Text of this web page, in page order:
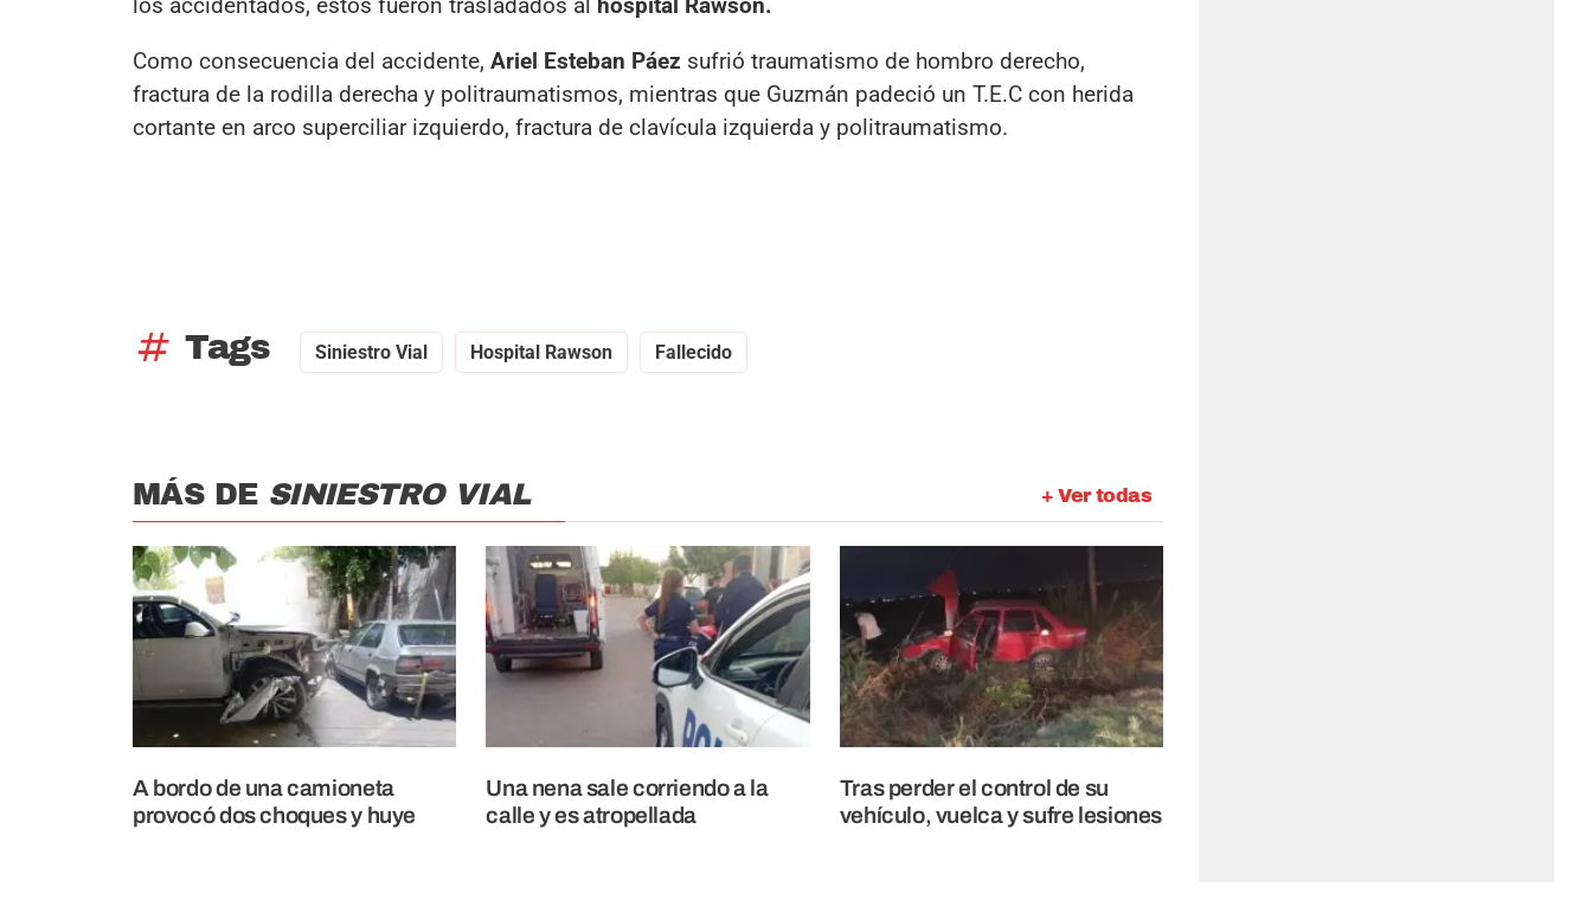
los accidentados, estos fueron trasladados al hospital Rawson.
Como consecuencia del accidente, Ariel Esteban Páez sufrió traumatismo de hombro derecho,
fractura de la rodilla derecha y politraumatismos, mientras que Guzmán padeció un T.E.C con herida
cortante en arco superciliar izquierdo, fractura de clavícula izquierda y politraumatismo.
tag Tags Siniestro Vial Hospital Rawson Fallecido
+ Ver todas
MÁS DE SINIESTRO VIAL
A bordo de una camioneta
provocó dos choques y huye
Una nena sale corriendo a la
calle y es atropellada
Tras perder el control de su
vehículo, vuelca y sufre lesiones